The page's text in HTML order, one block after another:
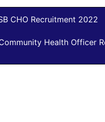
CHO Recruitment 2022
Health Officer